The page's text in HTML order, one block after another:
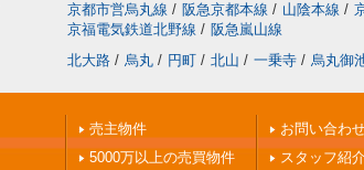
京都市営烏丸線 / 阪急京都本線 / 山陰本線 /
京福電気鉄道北野線 / 阪急嵐山線
北大路 / 烏丸 / 円町 / 北山 / 一乗寺 / 烏丸御
売主物件
5000万以上の売買物件
お問い合わ
スタッフ紹